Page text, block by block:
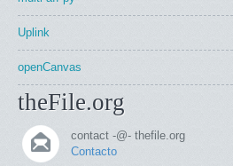
Uplink
openCanvas
theFile.org
contact -@- thefile.org
Contacto